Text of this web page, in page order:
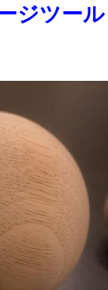
ジツー